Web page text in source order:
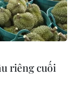
riêng cuối